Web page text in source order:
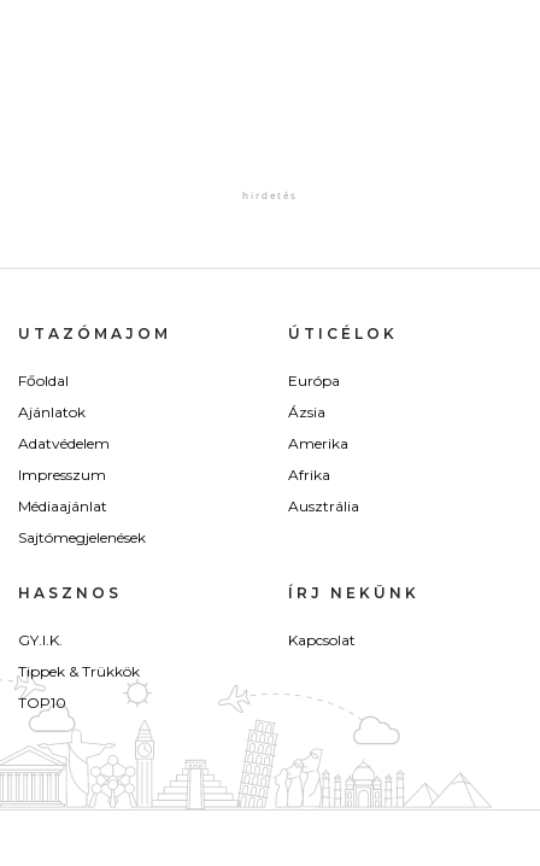
UTAZÓMAJOM
Főoldal
Ajánlatok
Adatvédelem
Impresszum
Médiaajánlat
Sajtómegjelenések
ÚTICÉLOK
Európa
Ázsia
Amerika
Afrika
Ausztrália
HASZNOS
GY.I.K.
Tippek & Trükkök
TOP10
ÍRJ NEKÜNK
Kapcsolat